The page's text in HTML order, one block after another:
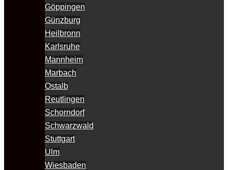
Göppingen
Günzburg
Heilbronn
Karlsruhe
Mannheim
Marbach
Ostalb
Reutlingen
Schorndorf
Schwarzwald
Stuttgart
Ulm
Wiesbaden